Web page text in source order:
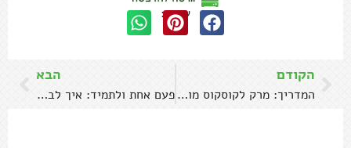
שתפו:
הקודם
המדריך: מרק לקוסקוס מושלם עם ירקות ועוף
הבא
פעם אחת ולתמיד: איך לבשל תירס כמו שצריך?